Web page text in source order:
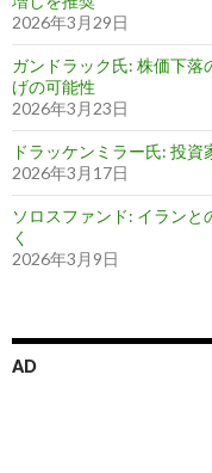
2026年3月29日
ガンドラック氏: 株価下
げの可能性
2026年3月23日
ドラッケンミラー氏: 投
2026年3月17日
ソロスファンド: イラン
く
2026年3月9日
AD